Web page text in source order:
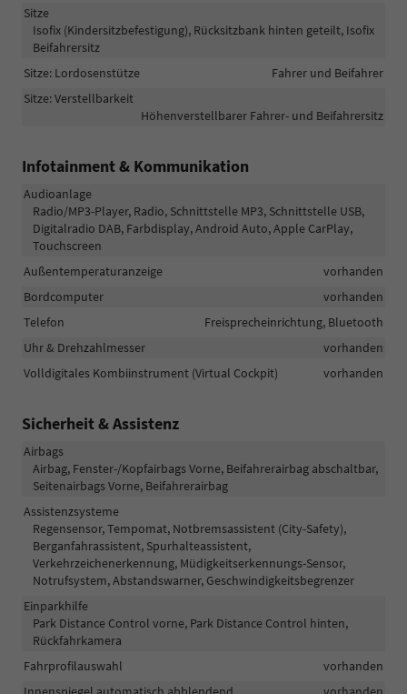
Sitze
Isofix (Kindersitzbefestigung), Rücksitzbank hinten geteilt, Isofix
Beifahrersitz
Sitze: Lordosenstütze
Fahrer und Beifahrer
Sitze: Verstellbarkeit
Höhenverstellbarer Fahrer- und Beifahrersitz
Infotainment & Kommunikation
Audioanlage
Radio/MP3-Player, Radio, Schnittstelle MP3, Schnittstelle USB,
Digitalradio DAB, Farbdisplay, Android Auto, Apple CarPlay,
Touchscreen
Außentemperaturanzeige
vorhanden
Bordcomputer
vorhanden
Telefon
Freisprecheinrichtung, Bluetooth
Uhr & Drehzahlmesser
vorhanden
Volldigitales Kombiinstrument (Virtual Cockpit)
vorhanden
Sicherheit & Assistenz
Airbags
Airbag, Fenster-/Kopfairbags Vorne, Beifahrerairbag abschaltbar,
Seitenairbags Vorne, Beifahrerairbag
Assistenzsysteme
Regensensor, Tempomat, Notbremsassistent (City-Safety),
Berganfahrassistent, Spurhalteassistent,
Verkehrzeichenerkennung, Müdigkeitserkennungs-Sensor,
Notrufsystem, Abstandswarner, Geschwindigkeitsbegrenzer
Einparkhilfe
Park Distance Control vorne, Park Distance Control hinten,
Rückfahrkamera
Fahrprofilauswahl
vorhanden